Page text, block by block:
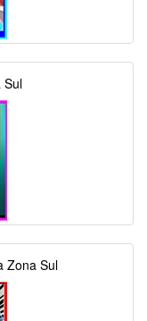
Sul
Zona Sul